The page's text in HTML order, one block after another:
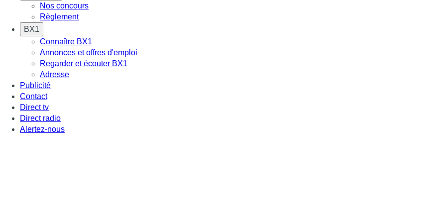
Nos concours
Règlement
BX1
Connaître BX1
Annonces et offres d'emploi
Regarder et écouter BX1
Adresse
Publicité
Contact
Direct tv
Direct radio
Alertez-nous